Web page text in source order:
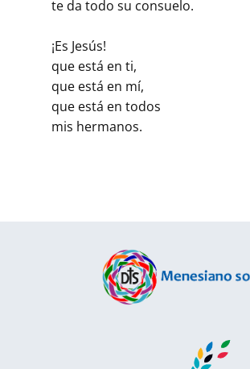
te da todo su consuelo.
¡Es Jesús!
que está en ti,
que está en mí,
que está en todos
mis hermanos.